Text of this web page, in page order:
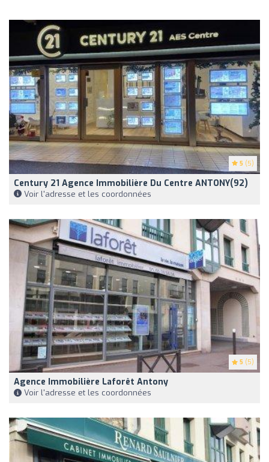
5 (5)
Century 21 Agence Immobilière Du Centre ANTONY(92)
Voir l'adresse et les coordonnées
5 (5)
Agence Immobilière Laforêt Antony
Voir l'adresse et les coordonnées